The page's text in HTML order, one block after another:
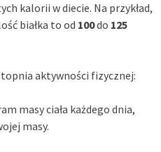
kalorii w diecie. Na przykład,
białka to od 100do 125
aktywności fizycznej:
masy ciała każdego dnia,
masy.